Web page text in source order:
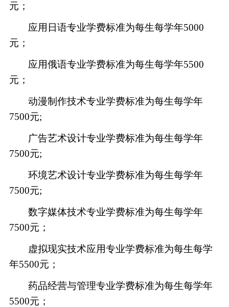
元；
应用日语专业学费标准为每生每学年5000
元；
应用俄语专业学费标准为每生每学年5500
元；
动漫制作技术专业学费标准为每生每学年
7500元;
广告艺术设计专业学费标准为每生每学年
7500元;
环境艺术设计专业学费标准为每生每学年
7500元;
数字媒体技术专业学费标准为每生每学年
7500元；
虚拟现实技术应用专业学费标准为每生每学
年5500元；
药品经营与管理专业学费标准为每生每学年
5500元；